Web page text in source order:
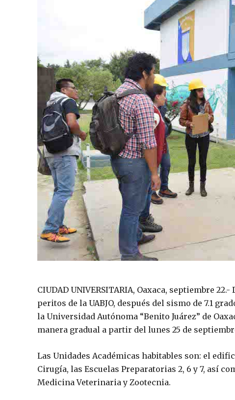
CIUDAD UNIVERSITARIA, Oaxaca, septiembre
peritos de la UABJO, después del sismo de 7.1
la Universidad Autónoma “Benito Juárez” de
manera gradual a partir del lunes 25 de
Las Unidades Académicas habitables son: el
Cirugía, las Escuelas Preparatorias 2, 6 y 7, así
Medicina Veterinaria y Zootecnia.